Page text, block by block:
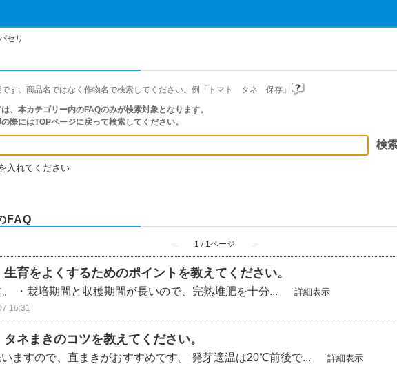
セリ
です。商品名ではなく作物名で検索してください。例「トマト タネ 保存」
、本カテゴリー内のFAQのみが検索対象となります。
際にはTOPページに戻って検索してください。
入れてください
FAQ
≪ 1 / 1ページ ≫
生育をよくするためのポイントを教えてください。
。 ・栽培期間と収穫期間が長いので、完熟堆肥を十分... 詳細表示
16:31
タネまきのコツを教えてください。
ますので、直まきがおすすめです。 発芽適温は20℃前後で... 詳細表示